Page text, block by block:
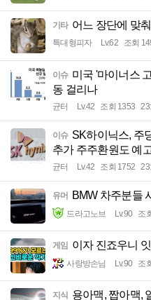
기타 어느 장단에 맞
특대형피자 Lv.62 조회
이슈 미국 '마이너스
동 걸리나
균터 Lv.42 조회 1353
이슈 SK하이닉스, 주
추가 주주환원도 예
균터 Lv.42 조회 1752
유머 BMW 차주분들
드라고노브 Lv.90 조
게임 이자 진죠우니
사랑방손님 Lv.90 조
지식 용아맥, 짭아맥,